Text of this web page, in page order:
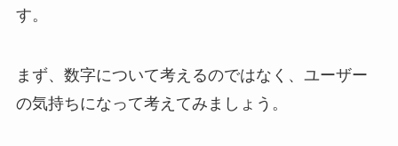
す。
まず、数字について考えるのではなく、ユーザー
の気持ちになって考えてみましょう。